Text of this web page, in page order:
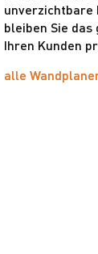
unverzichtbare
bleiben Sie
Ihren Kunden
alle